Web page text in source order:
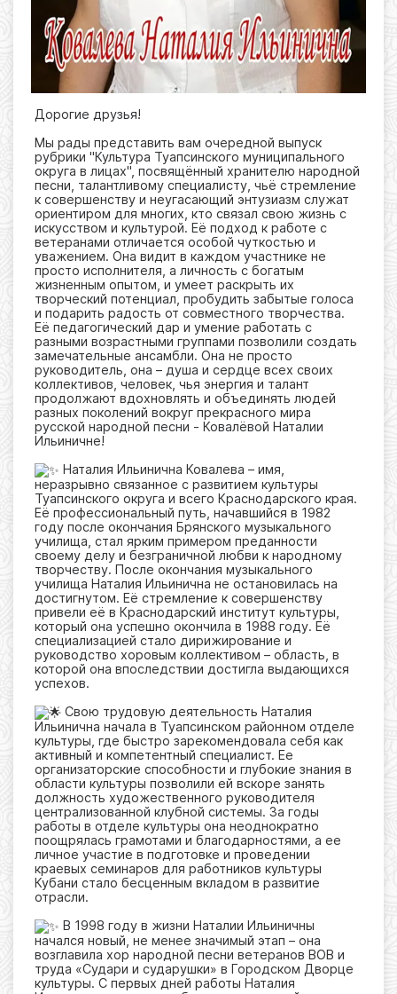
Дорогие друзья!
Мы рады представить вам очередной выпуск
рубрики "Культура Туапсинского муниципального
округа в лицах", посвящённый хранителю народной
песни, талантливому специалисту, чьё стремление
к совершенству и неугасающий энтузиазм служат
ориентиром для многих, кто связал свою жизнь с
искусством и культурой. Её подход к работе с
ветеранами отличается особой чуткостью и
уважением. Она видит в каждом участнике не
просто исполнителя, а личность с богатым
жизненным опытом, и умеет раскрыть их
творческий потенциал, пробудить забытые голоса
и подарить радость от совместного творчества.
Её педагогический дар и умение работать с
разными возрастными группами позволили создать
замечательные ансамбли. Она не просто
руководитель, она – душа и сердце всех своих
коллективов, человек, чья энергия и талант
продолжают вдохновлять и объединять людей
разных поколений вокруг прекрасного мира
русской народной песни - Ковалёвой Наталии
Ильиничне!
Наталия Ильинична Ковалева – имя,
неразрывно связанное с развитием культуры
Туапсинского округа и всего Краснодарского края.
Её профессиональный путь, начавшийся в 1982
году после окончания Брянского музыкального
училища, стал ярким примером преданности
своему делу и безграничной любви к народному
творчеству. После окончания музыкального
училища Наталия Ильинична не остановилась на
достигнутом. Её стремление к совершенству
привели её в Краснодарский институт культуры,
который она успешно окончила в 1988 году. Её
специализацией стало дирижирование и
руководство хоровым коллективом – область, в
которой она впоследствии достигла выдающихся
успехов.
Свою трудовую деятельность Наталия
Ильинична начала в Туапсинском районном отделе
культуры, где быстро зарекомендовала себя как
активный и компетентный специалист. Ее
организаторские способности и глубокие знания в
области культуры позволили ей вскоре занять
должность художественного руководителя
централизованной клубной системы. За годы
работы в отделе культуры она неоднократно
поощрялась грамотами и благодарностями, а ее
личное участие в подготовке и проведении
краевых семинаров для работников культуры
Кубани стало бесценным вкладом в развитие
отрасли.
В 1998 году в жизни Наталии Ильиничны
начался новый, не менее значимый этап – она
возглавила хор народной песни ветеранов ВОВ и
труда «Судари и сударушки» в Городском Дворце
культуры. С первых дней работы Наталия